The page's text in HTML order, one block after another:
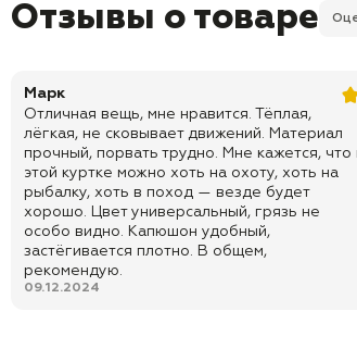
Отзывы о товаре
Марк
Отличная вещь, мне нравится. Тёплая,
лёгкая, не сковывает движений. Материал
прочный, порвать трудно. Мне кажется, что
этой куртке можно хоть на охоту, хоть на
рыбалку, хоть в поход — везде будет
хорошо. Цвет универсальный, грязь не
особо видно. Капюшон удобный,
застёгивается плотно. В общем,
рекомендую.
09.12.2024